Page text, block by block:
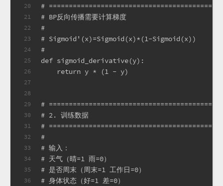
20
21
22
23
24
25
26
27
28
29
30
31
32
33
34
35
36
#
# BP反向传播需要计算梯度
#
# Sigmoid'(x)=Sigmoid(x)*(1-Sigmoid(x))
#
def sigmoid_derivative(y):
    return y * (1 - y)
#
# 2. 训练数据
#
#
# 输入：
# 天气（晴=1 雨=0）
# 是否周末（周末=1 工作日=0）
# 身体状态（好=1 差=0）